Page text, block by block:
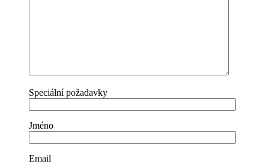
Speciální požadavky
Jméno
Email